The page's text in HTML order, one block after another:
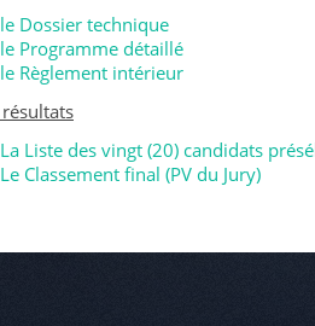
le Dossier technique
le Programme détaillé
le Règlement intérieur
résultats
La Liste des vingt (20) candidats
Le Classement final (PV du Jury)